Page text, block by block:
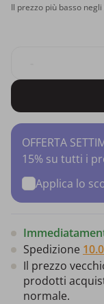
Il prezzo più basso
OFFERTA
15% su tutti i
Applica lo
Spedizione
Il prezzo
prodotti
normale.